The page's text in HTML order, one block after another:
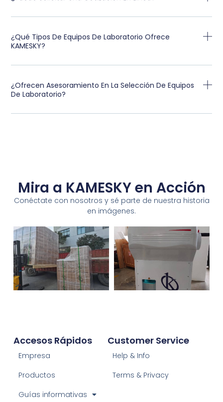
¿Qué Tipos De Equipos De Laboratorio Ofrece
KAMESKY?
¿Ofrecen Asesoramiento En La Selección De Equipos
De Laboratorio?
Mira a KAMESKY en Acción
Conéctate con nosotros y sé parte de nuestra historia
en imágenes.
Customer Service
Help & Info
Terms & Privacy
Accesos Rápidos
Empresa
Productos
Guías informativas